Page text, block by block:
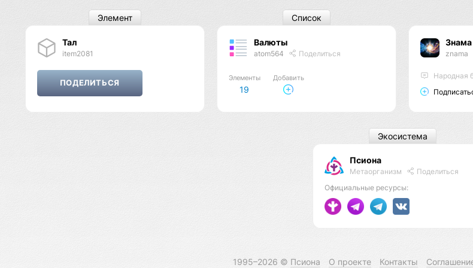
Тал
item2081
Элемент
Валюты
atom564 Поделиться
Элементы
19
Добавить
Список
Знама
znama
Народная
Псиона
Метаорганизм
Поделиться
Официальные ресурсы:
Экосистема
1995–2026 © Псиона О проекте Контакты